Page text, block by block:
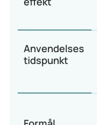
Anvendelses
tidspunkt